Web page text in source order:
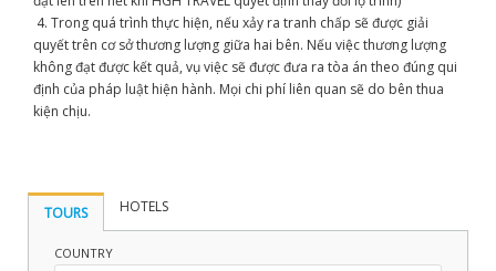
4. Trong quá trình thực hiện, nếu xảy ra tranh chấp sẽ được giải
quyết trên cơ sở thương lượng giữa hai bên. Nếu việc thương lượng
không đạt được kết quả, vụ việc sẽ được đưa ra tòa án theo đúng qui
định của pháp luật hiện hành. Mọi chi phí liên quan sẽ do bên thua
kiện chịu.
TOURS HOTELS
COUNTRY